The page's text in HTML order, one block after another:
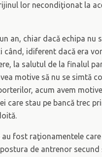
lor necondiţionat la
an, chiar dacă echipa nu
când, idiferent dacă era
la salutul de la finalul
motive să nu se simtă
acum avem
care stau pe bancă trec
au fost raţionamentele
de antrenor secund